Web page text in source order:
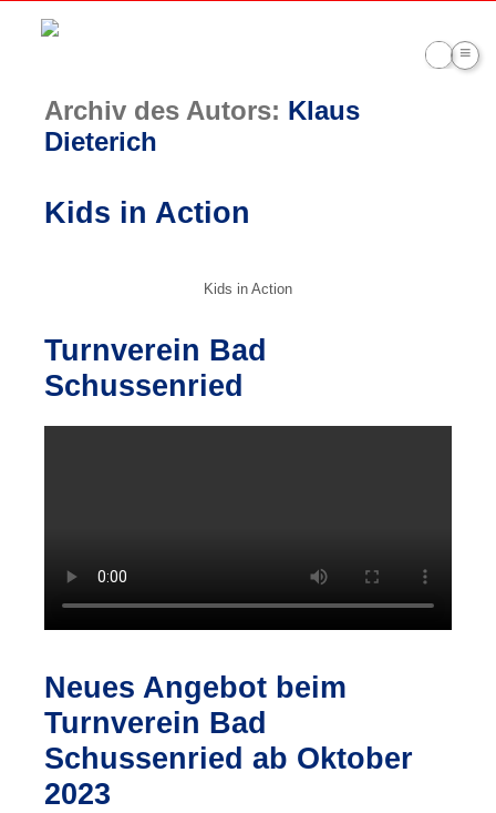
Willkommen auf der Website des
Turnverein Bad Schussenried
≡
Archiv des Autors: Klaus
Dieterich
Kids in Action
Kids in Action
Turnverein Bad
Schussenried
Neues Angebot beim
Turnverein Bad
Schussenried ab Oktober
2023